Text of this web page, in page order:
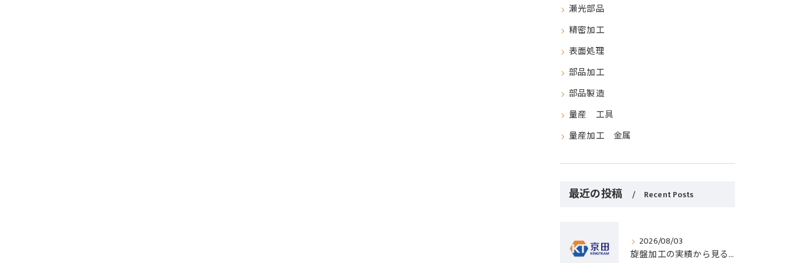
瀬光部品
精密加工
表面処理
部品加工
部品製造
量産 工具
量産加工 金属
最近の投稿 Recent Posts
2026/08/03
旋盤加工の実績から見る発注先選びと人材事情のポイントを詳しく解説